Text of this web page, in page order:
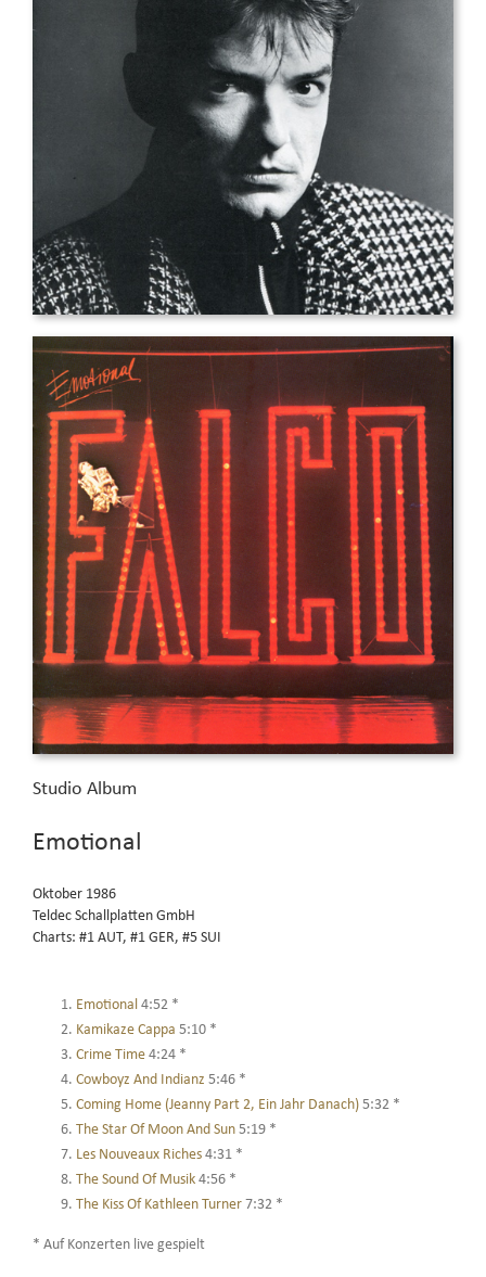
Studio Album
Emotional
Oktober 1986
Teldec Schallplatten GmbH
Charts: #1 AUT, #1 GER, #5 SUI
Emotional 4:52 *
Kamikaze Cappa 5:10 *
Crime Time4:24 *
Cowboyz And Indianz 5:46 *
Coming Home (Jeanny Part 2, Ein Jahr Danach)5:32 *
The Star Of Moon And Sun5:19 *
Les Nouveaux Riches4:31 *
The Sound Of Musik4:56 *
The Kiss Of Kathleen Turner7:32 *
* Auf Konzerten live gespielt